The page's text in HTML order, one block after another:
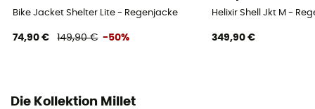
Bike Jacket Shelter Lite - Regenjacke
74,90 € 149,90 € -50%
Helixir Shell Jkt M -
349,90 €
Die Kollektion Millet